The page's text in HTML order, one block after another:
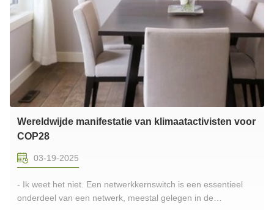
Wereldwijde manifestatie van klimaatactivisten voor
COP28
03-19-2025
- Ik weet het niet. Een netwerkkernswitch is een essentieel
onderdeel van een netwerk, meestal gelegen in de